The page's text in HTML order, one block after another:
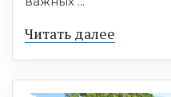
Читать далее